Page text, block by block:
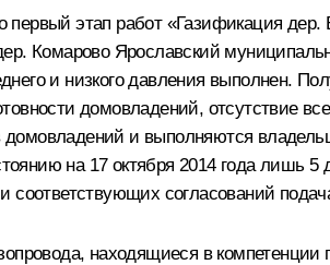
этап работ «Газификация дер.
Комарово Ярославский
и низкого давления выполнен.
домовладений, отсутствие
и выполняются
на 17 октября 2014 года лишь
согласований
находящиеся в